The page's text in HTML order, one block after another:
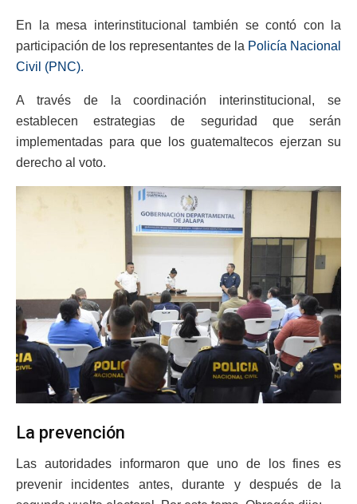
En la mesa interinstitucional también se contó con la
participación de los representantes de la Policía Nacional
Civil (PNC).
A través de la coordinación interinstitucional, se
establecen estrategias de seguridad que serán
implementadas para que los guatemaltecos ejerzan su
derecho al voto.
La prevención
Las autoridades informaron que uno de los fines es
prevenir incidentes antes, durante y después de la